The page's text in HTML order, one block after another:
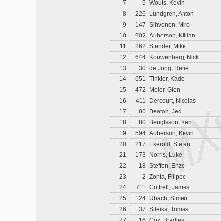
7 5
Wouts, Kevin
8
226
Lundgren, Anton
9
147
Sihvonen, Miro
10
902
Auberson, Killian
11
262
Stender, Mike
12
644
Kouwenberg, Nick
13
30 de Jong, Rene
14
651
Tinkler, Kade
15
472
Meier, Glen
16
411
Dercourt, Nicolas
17
86
Beaton, Jed
18
80
Bengtsson, Ken
19
594 Auberson, Kevin
20
217
Ekerold, Stefan
21
173
Norris, Luke
22
18
Steffen, Enzo
23
2
Zonta, Filippo
24
711
Cottrell, James
25
124
Ubach, Simeo
26
37
Sileika, Tomas